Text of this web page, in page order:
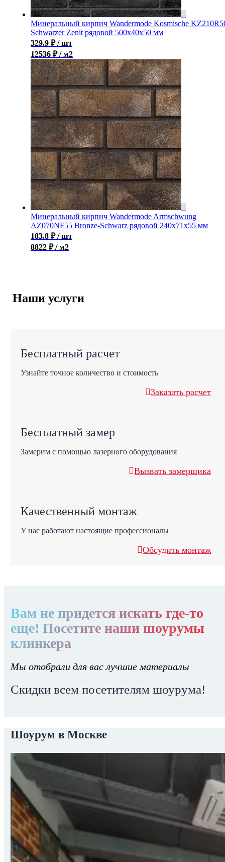
Минеральный кирпич Wandermode Kosmische
Schwarzer Zenit рядовой 500x40x50 мм
329.9 ₽ / шт
12536 ₽ / м2
Минеральный кирпич Wandermode Armschwung
AZ070NF55 Bronze-Schwarz рядовой 240x71x55 мм
183.8 ₽ / шт
8822 ₽ / м2
Наши услуги
Бесплатный расчет
Узнайте точное количество и стоимость
Заказать расчет
Бесплатный замер
Замерим с помощью лазерного оборудования
Вызвать замерщика
Качественный монтаж
У нас работают настоящие профессионалы
Обсудить монтаж
Вам не придется искать где-то
еще! Посетите наши шоурумы
клинкера
Мы отобрали для вас лучшие материалы
Скидки всем посетителям шоурума!
Шоурум в Москве